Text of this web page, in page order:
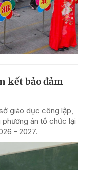
kết bảo đảm
giáo dục công lập,
phương án tổ chức lại
- 2027.